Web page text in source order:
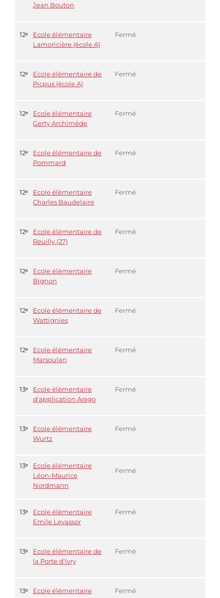
Jean Bouton
12ᵉ
Ecole élémentaire
Lamoricière (école A)
Fermé
12ᵉ
Ecole élémentaire de
Picpus (école A)
Fermé
12ᵉ
Ecole élémentaire
Gerty Archimède
Fermé
12ᵉ
Ecole élémentaire de
Pommard
Fermé
12ᵉ
Ecole élémentaire
Charles Baudelaire
Fermé
12ᵉ
Ecole élémentaire de
Reuilly (27)
Fermé
12ᵉ
Ecole élémentaire
Bignon
Fermé
12ᵉ
Ecole élémentaire de
Wattignies
Fermé
12ᵉ
Ecole élémentaire
Marsoulan
Fermé
13ᵉ
Ecole élémentaire
d'application Arago
Fermé
13ᵉ
Ecole élémentaire
Wurtz
Fermé
13ᵉ
Ecole élémentaire
Léon-Maurice
Nordmann
Fermé
13ᵉ
Ecole élémentaire
Emile Levassor
Fermé
13ᵉ
Ecole élémentaire de
la Porte d'Ivry
Fermé
13ᵉ
Ecole élémentaire
Fermé